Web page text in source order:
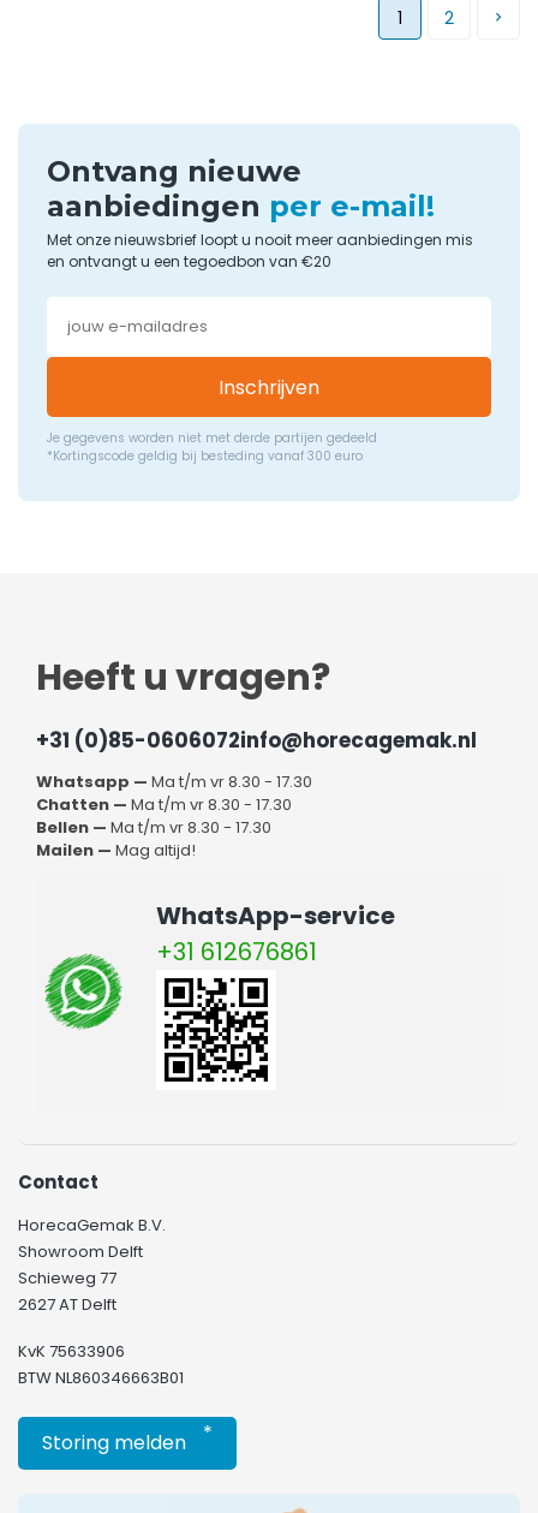
1 2
Ontvang nieuwe
aanbiedingen per e-mail!
Met onze nieuwsbrief loopt u nooit meer aanbiedingen mis
en ontvangt u een tegoedbon van €20
Inschrijven
Je gegevens worden niet met derde partijen gedeeld
*Kortingscode geldig bij besteding vanaf 300 euro
Heeft u vragen?
+31 (0)85-0606072info@horecagemak.nl
Whatsapp — Ma t/m vr 8.30 - 17.30
Chatten — Ma t/m vr 8.30 - 17.30
Bellen — Ma t/m vr 8.30 - 17.30
Mailen — Mag altijd!
WhatsApp-service
+31 612676861
Contact
HorecaGemak B.V.
Showroom Delft
Schieweg 77
2627 AT Delft
KvK 75633906
BTW NL860346663B01
Storing melden *